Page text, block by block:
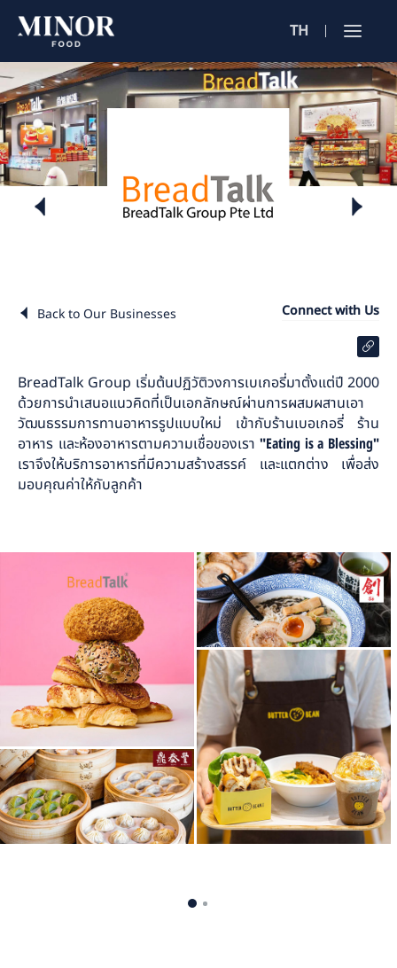
Back to Our Businesses Connect with Us
BreadTalk Group เริ่มต้นปฏิวัติวงการเบเกอรี่มาตั้งแต่ปี 2000
ด้วยการนำเสนอแนวคิดที่เป็นเอกลักษณ์ผ่านการผสมผสานเอา
วัฒนธรรมการทานอาหารรูปแบบใหม่ เข้ากับร้านเบอเกอรี่ ร้าน
อาหาร และห้องอาหารตามความเชื่อของเรา"Eating is a Blessing"
เราจึงให้บริการอาหารที่มีความสร้างสรรค์ และแตกต่าง เพื่อส่ง
มอบคุณค่าให้กับลูกค้า
Jobs
ตำแหน่งงาน
ค้นหาจากลักษณะ
ค้นหาจากชื่อร้าน
TH